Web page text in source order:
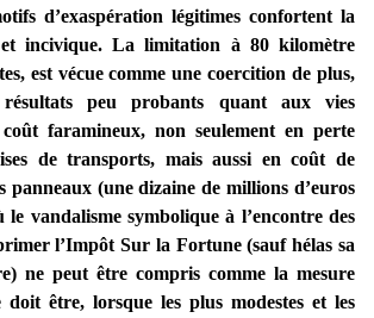
d’exaspération légitimes confortent la
incivique. La limitation à 80 kilomètre
est vécue comme une coercition de plus,
peu probants quant aux vies
faramineux, non seulement en perte
de transports, mais aussi en coût de
panneaux (une dizaine de millions d’euros
le vandalisme symbolique à l’encontre des
l’Impôt Sur la Fortune (sauf hélas sa
ne peut être compris comme la mesure
doit être, lorsque les plus modestes et les